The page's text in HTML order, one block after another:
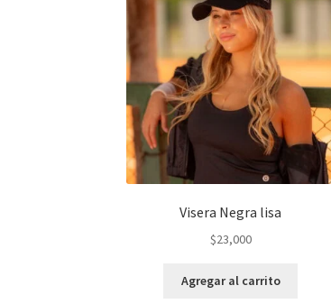
Visera Negra lisa
$23,000
Agregar al carrito